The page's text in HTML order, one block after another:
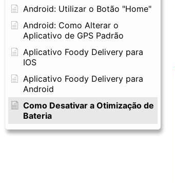
Android: Utilizar o Botão "Home"
Android: Como Alterar o
Aplicativo de GPS Padrão
Aplicativo Foody Delivery para
IOS
Aplicativo Foody Delivery para
Android
Como Desativar a Otimização de
Bateria